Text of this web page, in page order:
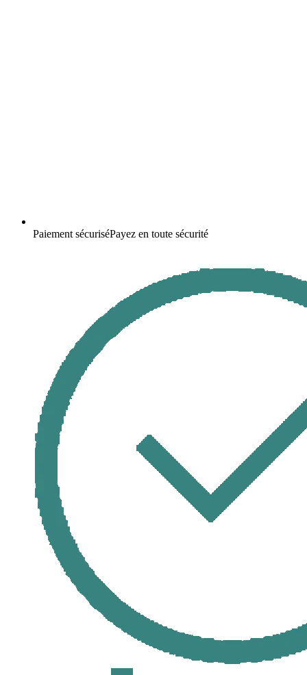
Paiement sécuriséPayez en toute sécurité